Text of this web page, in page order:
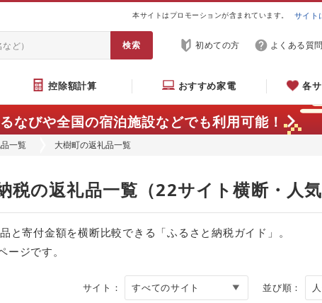
本サイトはプロモーションが含まれています。 サイト
初めての方 よくある質問
控除額計算 おすすめ家電 各
なびや全国の宿泊施設などでも利用可能！
一覧 大樹町の返礼品一覧
の返礼品一覧（22サイト横断・人気
寄付金額を横断比較できる「ふるさと納税ガイド」。
ジです。
サイト： 並び順：